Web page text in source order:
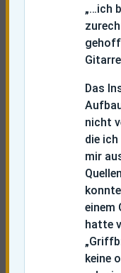
„…ich
Das
nicht
die
mir
einem
hatte
keine